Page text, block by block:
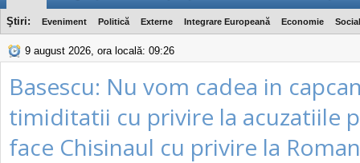
Ştiri: Eveniment Politică Externe Integrare Europeană Economie Social
9 august 2026, ora locală: 09:26
Basescu: Nu vom cadea in
timiditatii cu privire la acuzatiile
face Chisinaul cu privire la